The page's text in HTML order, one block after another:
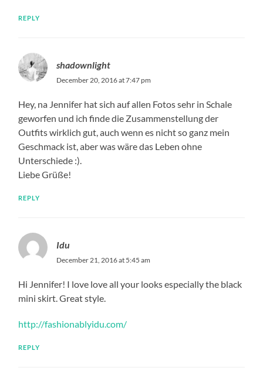
REPLY
shadownlight
December 20, 2016 at 7:47 pm
Hey, na Jennifer hat sich auf allen Fotos sehr in Schale
geworfen und ich finde die Zusammenstellung der
Outfits wirklich gut, auch wenn es nicht so ganz mein
Geschmack ist, aber was wäre das Leben ohne
Unterschiede :).
Liebe Grüße!
REPLY
Idu
December 21, 2016 at 5:45 am
Hi Jennifer! I love love all your looks especially the black
mini skirt. Great style.
http://fashionablyidu.com/
REPLY